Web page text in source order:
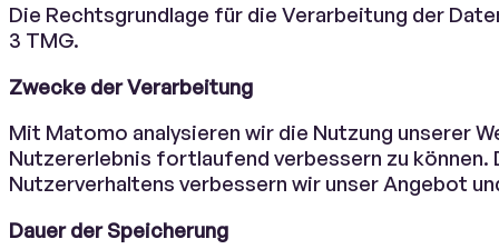
Die Rechtsgrundlage für die Verarbeitung der
3 TMG.
Zwecke der Verarbeitung
Mit Matomo analysieren wir die Nutzung unserer
Nutzererlebnis fortlaufend verbessern zu
Nutzerverhaltens verbessern wir unser Angebot
Dauer der Speicherung